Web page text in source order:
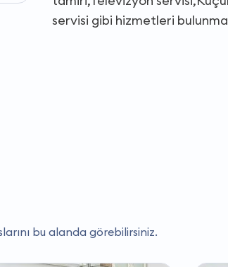
servisi gibi hizmetleri
bu alanda görebilirsiniz.